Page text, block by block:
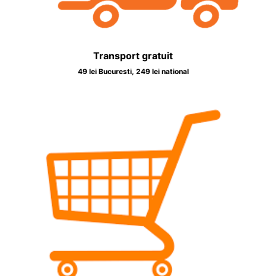
Transport gratuit
49 lei Bucuresti, 249 lei national